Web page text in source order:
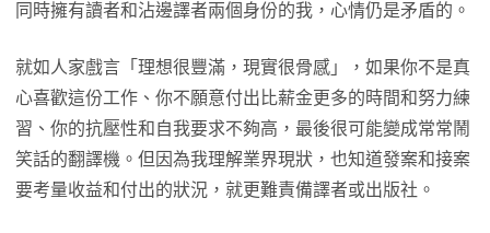
同時擁有讀者和沾邊譯者兩個身份的我，心情仍是矛盾的。
就如人家戲言「理想很豐滿，現實很骨感」，如果你不是真
心喜歡這份工作、你不願意付出比薪金更多的時間和努力練
習、你的抗壓性和自我要求不夠高，最後很可能變成常常鬧
笑話的翻譯機。但因為我理解業界現狀，也知道發案和接案
要考量收益和付出的狀況，就更難責備譯者或出版社。